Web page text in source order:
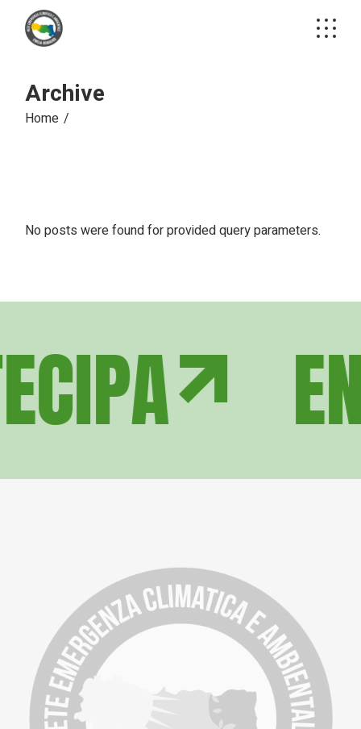
content
Archive
Home
No posts were found for provided query parameters.